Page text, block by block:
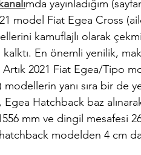
mda yayınladığım
model Fiat Egea Cross
kamuflajlı olarak
En önemli yenilik,
2021 Fiat Egea/Tipo
yanı sıra bir de
Hatchback baz
mm ve dingil mesafesi
modelden 4 cm